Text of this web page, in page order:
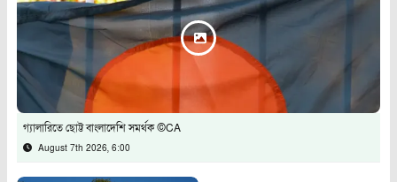
গ্যালারিতে ছোট্ট বাংলাদেশি সমর্থক ©CA
August 7th 2026, 6:00